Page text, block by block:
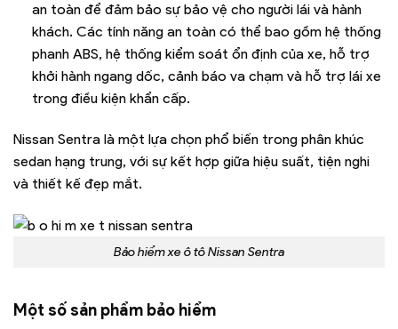
an toàn để đảm bảo sự bảo vệ cho người lái và hành
khách. Các tính năng an toàn có thể bao gồm hệ thống
phanh ABS, hệ thống kiểm soát ổn định của xe, hỗ trợ
khởi hành ngang dốc, cảnh báo va chạm và hỗ trợ lái xe
trong điều kiện khẩn cấp.
Nissan Sentra là một lựa chọn phổ biến trong phân khúc
sedan hạng trung, với sự kết hợp giữa hiệu suất, tiện nghi
và thiết kế đẹp mắt.
Bảo hiểm xe ô tô Nissan Sentra
Một số sản phẩm bảo hiểm